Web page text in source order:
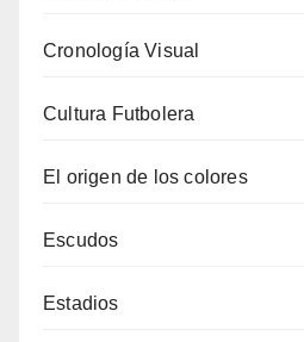
Cronología Visual
Cultura Futbolera
El origen de los colores
Escudos
Estadios